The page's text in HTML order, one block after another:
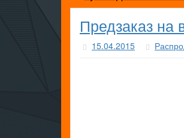
Предзаказ
15.04.2015